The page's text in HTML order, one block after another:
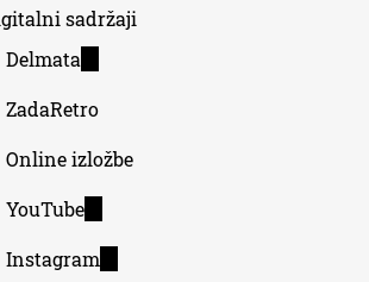
sadržaji
Delmata
external)
ZadaRetro
Online izložbe
YouTube(link
external)
Instagram(link